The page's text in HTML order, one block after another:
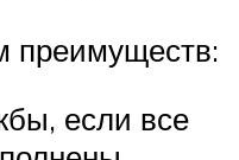
преимуществ:
если все